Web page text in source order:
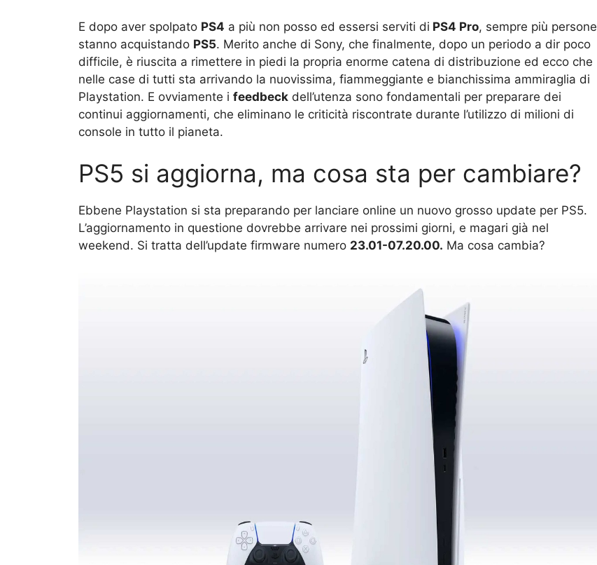
E dopo aver spolpato PS4 a più non posso ed essersi serviti di PS4 Pro, sempre più persone
stanno acquistando PS5. Merito anche di Sony, che finalmente, dopo un periodo a dir poco
difficile, è riuscita a rimettere in piedi la propria enorme catena di distribuzione ed ecco che
nelle case di tutti sta arrivando la nuovissima, fiammeggiante e bianchissima ammiraglia di
Playstation. E ovviamente i feedbeck dell’utenza sono fondamentali per preparare dei
continui aggiornamenti, che eliminano le criticità riscontrate durante l’utilizzo di milioni di
console in tutto il pianeta.
PS5 si aggiorna, ma cosa sta per cambiare?
Ebbene Playstation si sta preparando per lanciare online un nuovo grosso update per PS5.
L’aggiornamento in questione dovrebbe arrivare nei prossimi giorni, e magari già nel
weekend. Si tratta dell’update firmware numero 23.01-07.20.00. Ma cosa cambia?